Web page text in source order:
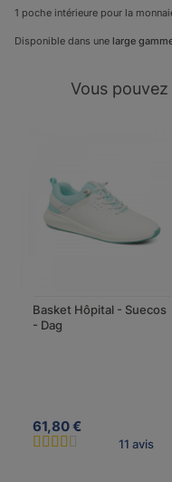
1 poche intérieure pour la
Disponible dans une large
Vous
Basket Hôpital - Suecos
- Dag
61,80 €
11 avis